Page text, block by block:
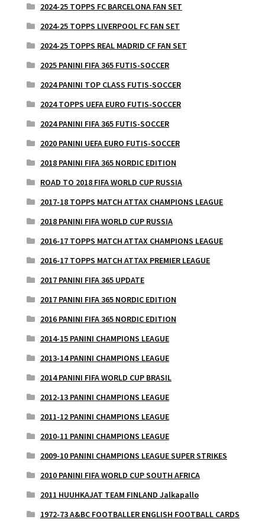
2024-25 TOPPS FC BARCELONA FAN SET
2024-25 TOPPS LIVERPOOL FC FAN SET
2024-25 TOPPS REAL MADRID CF FAN SET
2025 PANINI FIFA 365 FUTIS-SOCCER
2024 PANINI TOP CLASS FUTIS-SOCCER
2024 TOPPS UEFA EURO FUTIS-SOCCER
2024 PANINI FIFA 365 FUTIS-SOCCER
2020 PANINI UEFA EURO FUTIS-SOCCER
2018 PANINI FIFA 365 NORDIC EDITION
ROAD TO 2018 FIFA WORLD CUP RUSSIA
2017-18 TOPPS MATCH ATTAX CHAMPIONS LEAGUE
2018 PANINI FIFA WORLD CUP RUSSIA
2016-17 TOPPS MATCH ATTAX CHAMPIONS LEAGUE
2016-17 TOPPS MATCH ATTAX PREMIER LEAGUE
2017 PANINI FIFA 365 UPDATE
2017 PANINI FIFA 365 NORDIC EDITION
2016 PANINI FIFA 365 NORDIC EDITION
2014-15 PANINI CHAMPIONS LEAGUE
2013-14 PANINI CHAMPIONS LEAGUE
2014 PANINI FIFA WORLD CUP BRASIL
2012-13 PANINI CHAMPIONS LEAGUE
2011-12 PANINI CHAMPIONS LEAGUE
2010-11 PANINI CHAMPIONS LEAGUE
2009-10 PANINI CHAMPIONS LEAGUE SUPER STRIKES
2010 PANINI FIFA WORLD CUP SOUTH AFRICA
2011 HUUHKAJAT TEAM FINLAND Jalkapallo
1972-73 A&BC FOOTBALLER ENGLISH FOOTBALL CARDS